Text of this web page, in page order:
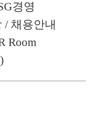
경영
/ 채용안내
Room